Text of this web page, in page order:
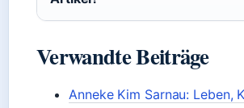
Verwandte Beiträge
Anneke Kim Sarnau: Leben,